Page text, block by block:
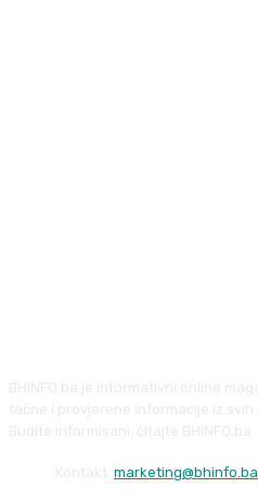
Kontakt:marketing@bhinfo.ba